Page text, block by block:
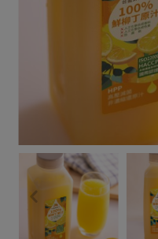
調理食材・點心
休閒零嘴
保健食品
居家好物
漬物
涼拌沙拉
合作25-經典快閃最後一週
合作25-精選產品第四彈
合作25-精選產品第三彈
議題活動
主婦聯盟X樂齡網特約優惠案
30%rPET紅烏龍茶
廢核運動
減添加物
公益金
更多議題
社員權益
合作社法規